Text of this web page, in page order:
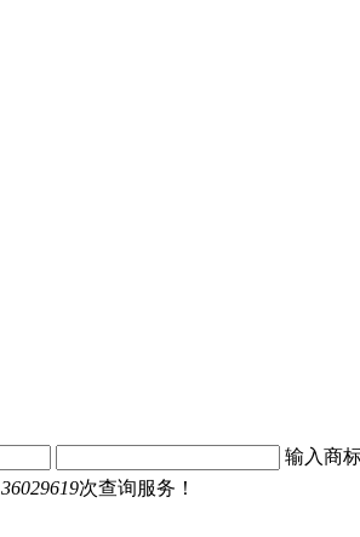
输入商
36029619次查询服务！